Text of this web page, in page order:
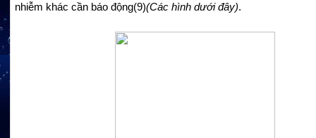
nhiễm khác cần báo động(9)(Các hình dưới đây).